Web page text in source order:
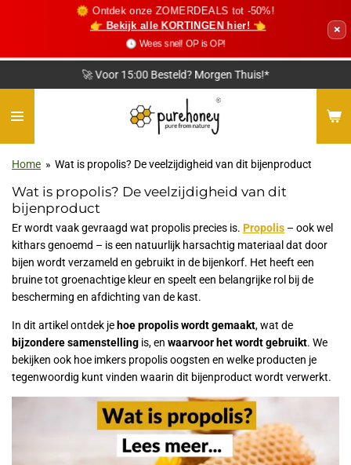
🌞 Ontdek onze ZOMERDEALS tot -50%!
👉 Bekijk alle KORTINGEN hier! 👈
🕓 Wees snel! OP is OP!
×
🚀 Voor 15:00 Besteld? Morgen Thuis!*
Home » Wat is propolis? De veelzijdigheid van dit bijenproduct
Wat is propolis? De veelzijdigheid van dit
bijenproduct
Er wordt vaak gevraagd wat propolis precies is. Propolis – ook wel
kithars genoemd – is een natuurlijk harsachtig materiaal dat door
bijen wordt verzameld en gebruikt in de bijenkorf. Het heeft een
bruine tot groenachtige kleur en speelt een belangrijke rol bij de
bescherming en afdichting van de kast.
In dit artikel ontdek je hoe propolis wordt gemaakt, wat de
bijzondere samenstelling is, en waarvoor het wordt gebruikt. We
bekijken ook hoe imkers propolis oogsten en welke producten je
tegenwoordig kunt vinden waarin dit bijenproduct wordt verwerkt.